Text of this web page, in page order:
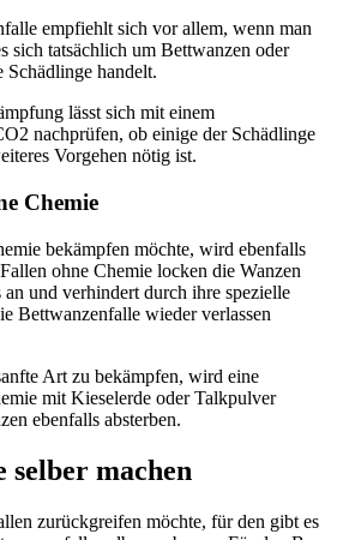
empfiehlt sich vor allem, wenn man
sich tatsächlich um Bettwanzen oder
Schädlinge handelt.
lässt sich mit einem
nachprüfen, ob einige der Schädlinge
Vorgehen nötig ist.
Chemie
bekämpfen möchte, wird ebenfalls
ohne Chemie locken die Wanzen
und verhindert durch ihre spezielle
Bettwanzenfalle wieder verlassen
Art zu bekämpfen, wird eine
mit Kieselerde oder Talkpulver
ebenfalls absterben.
selber machen
zurückgreifen möchte, für den gibt es